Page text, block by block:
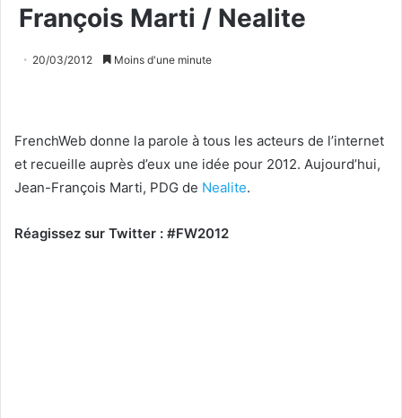
François Marti / Nealite
20/03/2012 Moins d'une minute
FrenchWeb donne la parole à tous les acteurs de l’internet
et recueille auprès d’eux une idée pour 2012. Aujourd’hui,
Jean-François Marti, PDG de Nealite.
Réagissez sur Twitter : #FW2012